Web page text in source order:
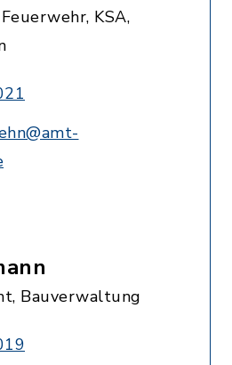
KSA,
Bauverwaltung